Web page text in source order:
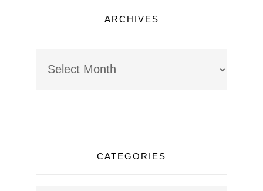
ARCHIVES
CATEGORIES